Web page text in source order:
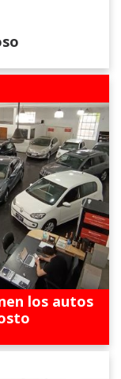
los autos